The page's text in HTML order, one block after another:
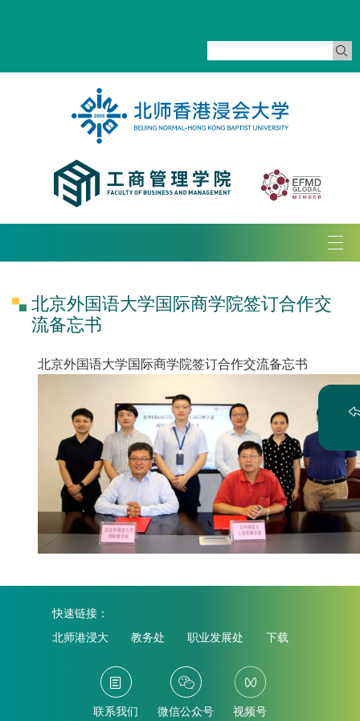
北京外国语大学国际商学院签订合作交
流备忘书
北京外国语大学国际商学院签订合作交流备忘书
快速链接：
北师港浸大
教务处 职业发展处 下载
联系我们 微信公众号 视频号